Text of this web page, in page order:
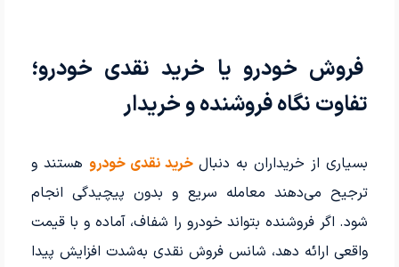
فروش خودرو یا خرید نقدی خودرو؛
تفاوت نگاه فروشنده و خریدار
بسیاری از خریداران به دنبالخرید نقدی خودرو هستند و
ترجیح می‌دهند معامله سریع و بدون پیچیدگی انجام
شود. اگر فروشنده بتواند خودرو را شفاف، آماده و با قیمت
واقعی ارائه دهد، شانس فروش نقدی به‌شدت افزایش پیدا